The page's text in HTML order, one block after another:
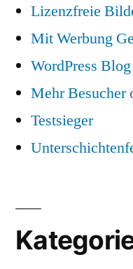
Lizenzfreie
Mit Werbung
WordPress
Mehr Besucher
Testsieger